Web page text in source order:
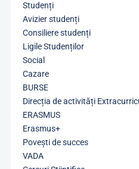
Studenți
Avizier studenți
Consiliere studenți
Ligile Studenților
Social
Cazare
BURSE
Direcția de activități
ERASMUS
Erasmus+
Povești de succes
VADA